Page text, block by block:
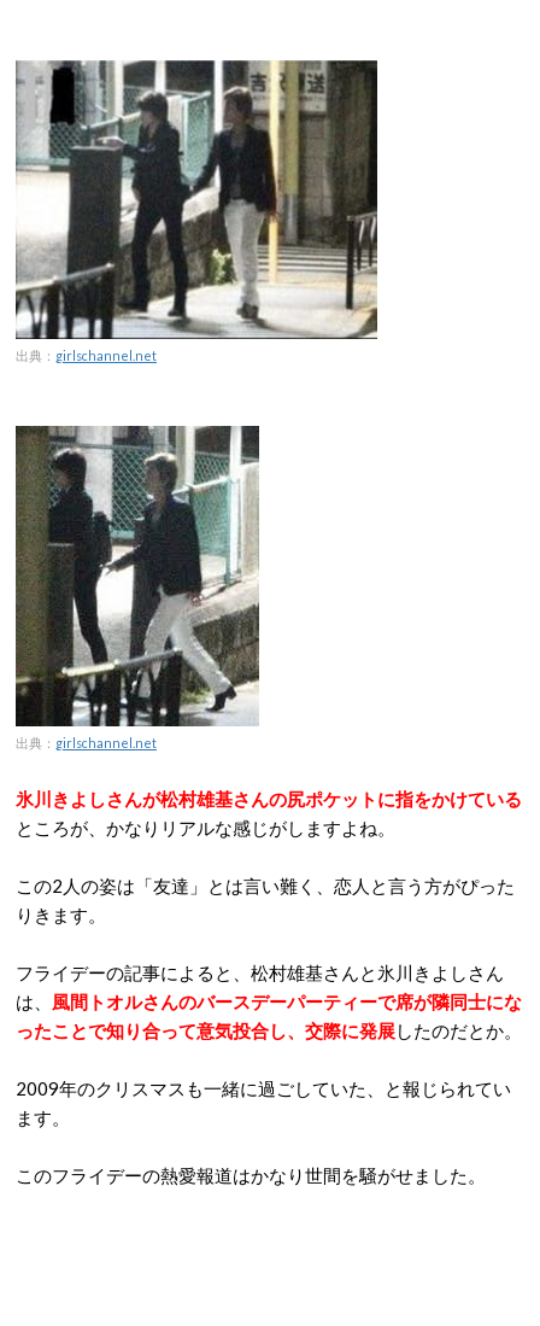
出典： girlschannel.net
出典： girlschannel.net
氷川きよしさんが松村雄基さんの尻ポケットに指をかけている
ところが、かなりリアルな感じがしますよね。
この2人の姿は「友達」とは言い難く、恋人と言う方がぴった
りきます。
フライデーの記事によると、松村雄基さんと氷川きよしさん
は、
風間トオルさんのバースデーパーティーで席が隣同士にな
ったことで知り合って意気投合し、交際に発展したのだとか。
2009年のクリスマスも一緒に過ごしていた、と報じられてい
ます。
このフライデーの熱愛報道はかなり世間を騒がせました。